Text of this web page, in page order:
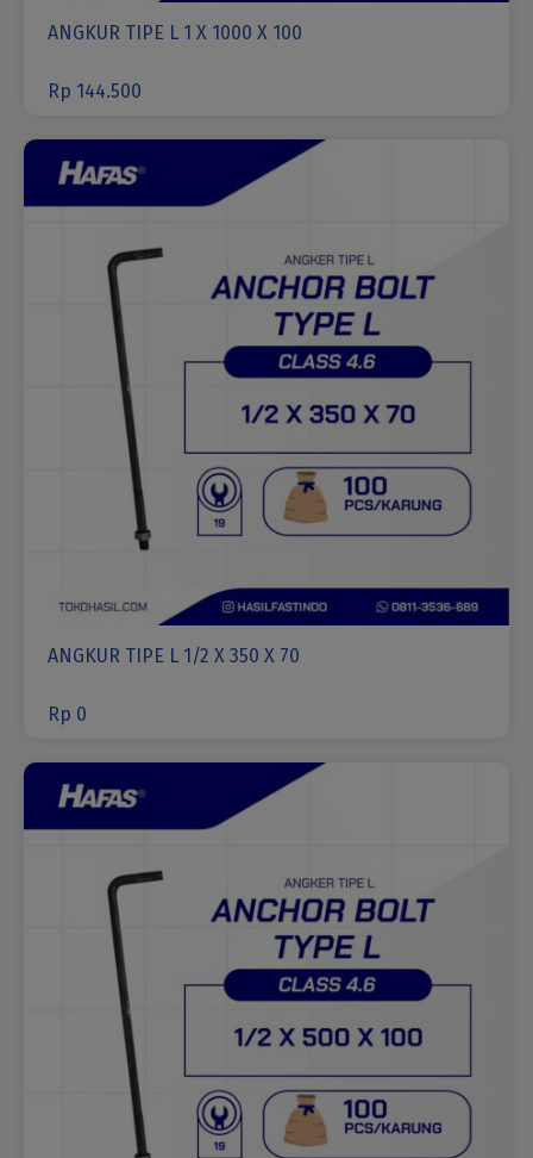
ANGKUR TIPE L 1 X 1000 X 100
Rp 144.500
ANGKUR TIPE L 1/2 X 350 X 70
Rp 0